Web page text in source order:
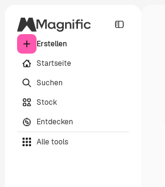
Erstellen
Startseite
Suchen
Stock
Entdecken
Alle tools